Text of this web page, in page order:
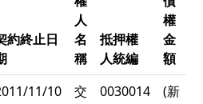
約終止日
人
名
稱
抵押權
人統編
權
金
額
11/10
交
0030014
(新